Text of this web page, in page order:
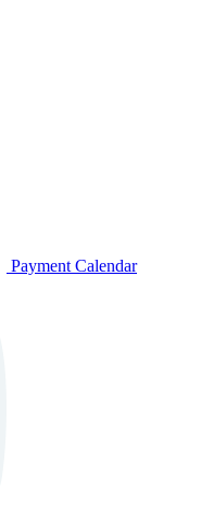
Payment Calendar